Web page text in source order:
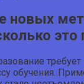
новых
это
обучения.